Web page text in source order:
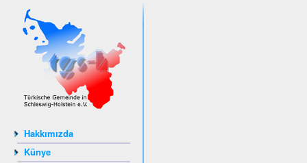
Hakkımızda
Künye